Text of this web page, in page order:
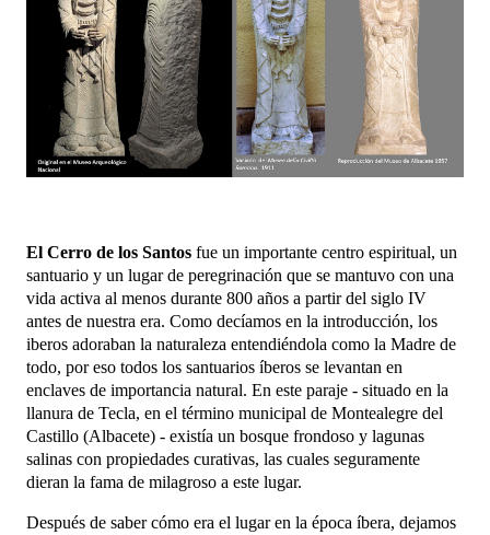
El Cerro de los Santos fue un importante centro espiritual, un
santuario y un lugar de peregrinación que se mantuvo con una
vida activa al menos durante 800 años a partir del siglo IV
antes de nuestra era. Como decíamos en la introducción, los
iberos adoraban la naturaleza entendiéndola como la Madre de
todo, por eso todos los santuarios íberos se levantan en
enclaves de importancia natural. En este paraje - situado en la
llanura de Tecla, en el término municipal de Montealegre del
Castillo (Albacete) - existía un bosque frondoso y lagunas
salinas con propiedades curativas, las cuales seguramente
dieran la fama de milagroso a este lugar.
Después de saber cómo era el lugar en la época íbera, dejamos